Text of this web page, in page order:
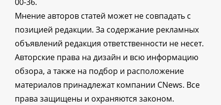
Мнение авторов статей может не совпадать с
позицией редакции. За содержание рекламных
объявлений редакция ответственности не несет.
Авторские права на дизайн и всю информацию
обзора, а также на подбор и расположение
материалов принадлежат компании CNews. Все
права защищены и охраняются законом.